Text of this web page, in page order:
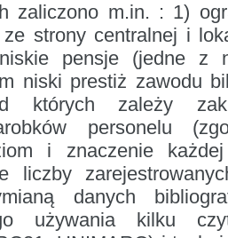
zaliczono m.in. : 1)
ze strony centralnej i
pensje (jedne z
niski prestiż zawodu
których zależy
personelu
i znaczenie
liczby
danych
używania kilku